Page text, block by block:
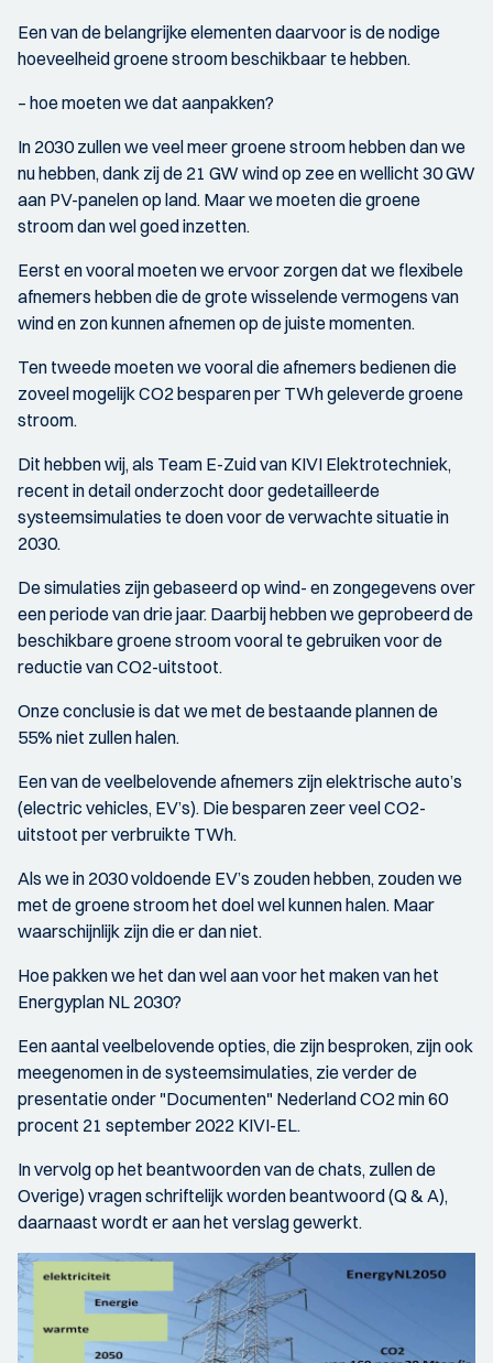
Een van de belangrijke elementen daarvoor is de nodige
hoeveelheid groene stroom beschikbaar te hebben.
– hoe moeten we dat aanpakken?
In 2030 zullen we veel meer groene stroom hebben dan we
nu hebben, dank zij de 21 GW wind op zee en wellicht 30 GW
aan PV-panelen op land. Maar we moeten die groene
stroom dan wel goed inzetten.
Eerst en vooral moeten we ervoor zorgen dat we flexibele
afnemers hebben die de grote wisselende vermogens van
wind en zon kunnen afnemen op de juiste momenten.
Ten tweede moeten we vooral die afnemers bedienen die
zoveel mogelijk CO2 besparen per TWh geleverde groene
stroom.
Dit hebben wij, als Team E-Zuid van KIVI Elektrotechniek,
recent in detail onderzocht door gedetailleerde
systeemsimulaties te doen voor de verwachte situatie in
2030.
De simulaties zijn gebaseerd op wind- en zongegevens over
een periode van drie jaar. Daarbij hebben we geprobeerd de
beschikbare groene stroom vooral te gebruiken voor de
reductie van CO2-uitstoot.
Onze conclusie is dat we met de bestaande plannen de
55% niet zullen halen.
Een van de veelbelovende afnemers zijn elektrische auto’s
(electric vehicles, EV’s). Die besparen zeer veel CO2-
uitstoot per verbruikte TWh.
Als we in 2030 voldoende EV’s zouden hebben, zouden we
met de groene stroom het doel wel kunnen halen. Maar
waarschijnlijk zijn die er dan niet.
Hoe pakken we het dan wel aan voor het maken van het
Energyplan NL 2030?
Een aantal veelbelovende opties, die zijn besproken, zijn ook
meegenomen in de systeemsimulaties, zie verder de
presentatie onder "Documenten" Nederland CO2 min 60
procent 21 september 2022 KIVI-EL.
In vervolg op het beantwoorden van de chats, zullen de
Overige) vragen schriftelijk worden beantwoord (Q & A),
daarnaast wordt er aan het verslag gewerkt.